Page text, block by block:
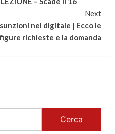
Next
nel digitale | Ecco le
richieste e la domanda